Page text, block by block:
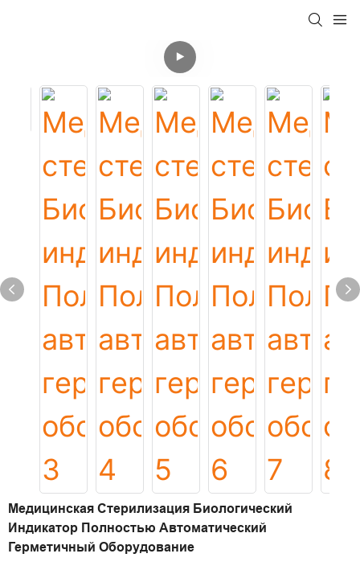
Медицинская Стерилизация Биологический
Индикатор Полностью Автоматический
Герметичный Оборудование